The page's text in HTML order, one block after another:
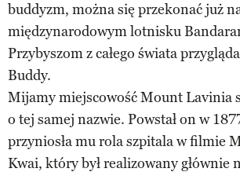
buddyzm, można się przekonać już
międzynarodowym lotnisku
Przybyszom z całego świata
Buddy.
Mijamy miejscowość Mount Lavinia
o tej samej nazwie. Powstał on w
przyniosła mu rola szpitala w filmie
Kwai, który był realizowany głównie